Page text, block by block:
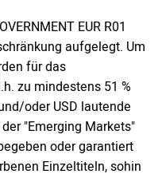
EUR R01
aufgelegt. Um
für das
zu mindestens 51 %
oder USD lautende
"Emerging Markets"
oder garantiert
Einzeltiteln, sohin